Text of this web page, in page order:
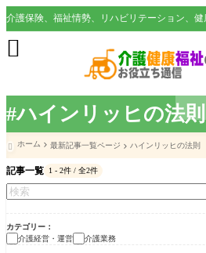
#ハインリッヒの法則

 ホーム 最新記事一覧ページ ハインリッヒの法則
記事一覧 1 - 2件 / 全2件
カテゴリー
介護経営・運営
介護業務